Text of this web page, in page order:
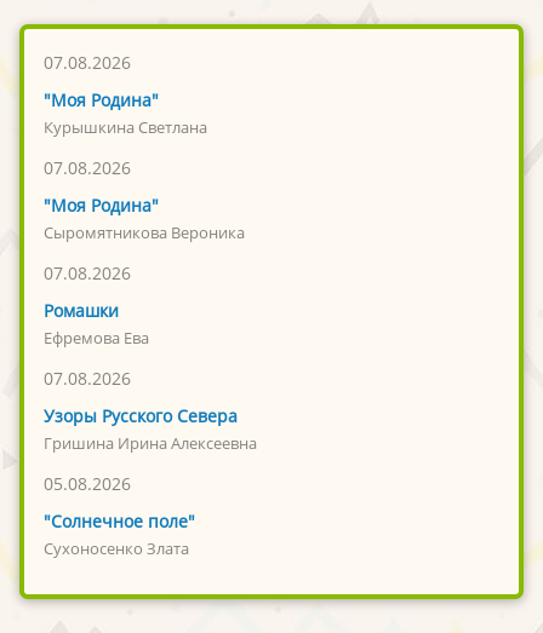
07.08.2026
"Моя Родина"
Курышкина Светлана
07.08.2026
"Моя Родина"
Сыромятникова Вероника
07.08.2026
Ромашки
Ефремова Ева
07.08.2026
Узоры Русского Севера
Гришина Ирина Алексеевна
05.08.2026
"Солнечное поле"
Сухоносенко Злата